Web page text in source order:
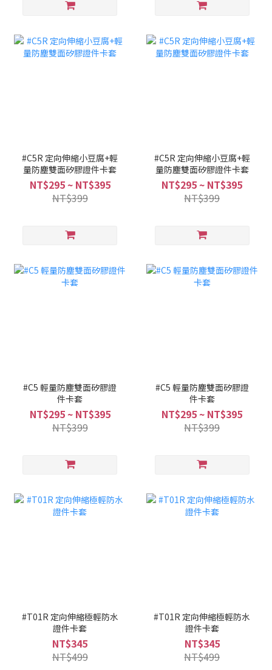
#C5R 定向伸縮小豆腐+輕
量防塵雙面矽膠證件卡套
NT$295 ~ NT$395
NT$399
#C5R 定向伸縮小豆腐+輕
量防塵雙面矽膠證件卡套
NT$295 ~ NT$395
NT$399
#C5 輕量防塵雙面矽膠證
件卡套
NT$295 ~ NT$395
NT$399
#C5 輕量防塵雙面矽膠證
件卡套
NT$295 ~ NT$395
NT$399
#T01R 定向伸縮極輕防水
證件卡套
NT$345
NT$499
#T01R 定向伸縮極輕防水
證件卡套
NT$345
NT$499